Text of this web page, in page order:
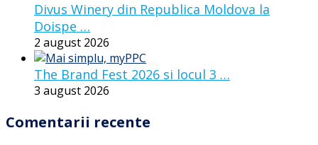
Divus Winery din Republica Moldova la
Doispe …
2 august 2026
The Brand Fest 2026 si locul 3 …
3 august 2026
Comentarii recente